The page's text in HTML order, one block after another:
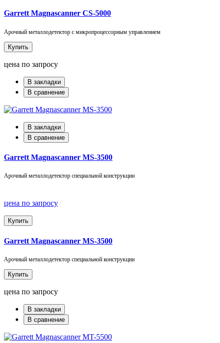
Garrett Magnascanner CS-5000
Арочный металлодетектор с микропроцессорным управлением
Купить
цена по запросу
В закладки
В сравнение
В закладки
В сравнение
Garrett Magnascanner MS-3500
Арочный металлодетектор специальной конструкции
цена по запросу
Купить
Garrett Magnascanner MS-3500
Арочный металлодетектор специальной конструкции
Купить
цена по запросу
В закладки
В сравнение